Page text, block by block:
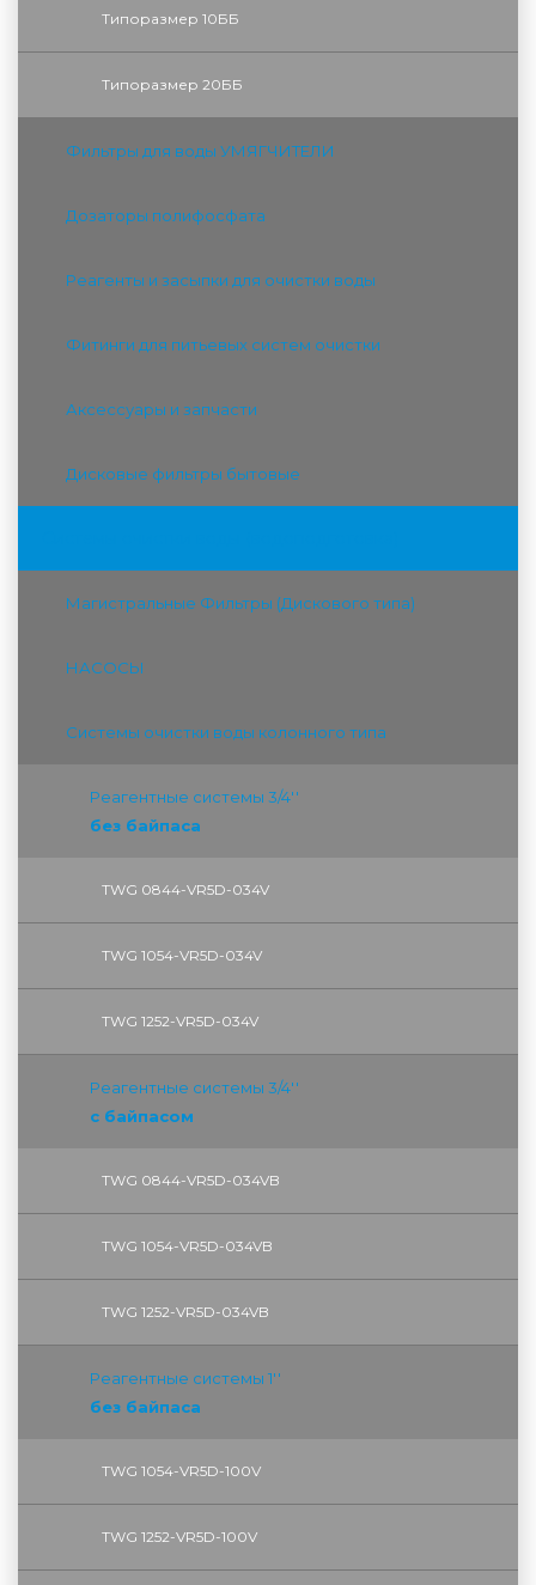
Типоразмер 10ББ
Типоразмер 20ББ
Фильтры для воды УМЯГЧИТЕЛИ
Дозаторы полифосфата
Реагенты и засыпки для очистки воды
Фитинги для питьевых систем очистки
Аксессуары и запчасти
Дисковые фильтры бытовые
Магистральные Фильтры (Дискового типа)
НАСОСЫ
Системы очистки воды колонного типа
Реагентные системы 3/4''
без байпаса
TWG 0844-VR5D-034V
TWG 1054-VR5D-034V
TWG 1252-VR5D-034V
Реагентные системы 3/4''
с байпасом
TWG 0844-VR5D-034VB
TWG 1054-VR5D-034VB
TWG 1252-VR5D-034VB
Реагентные системы 1''
без байпаса
TWG 1054-VR5D-100V
TWG 1252-VR5D-100V